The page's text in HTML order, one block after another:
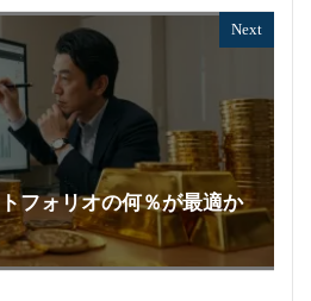
Next
フォリオの何％が最適か